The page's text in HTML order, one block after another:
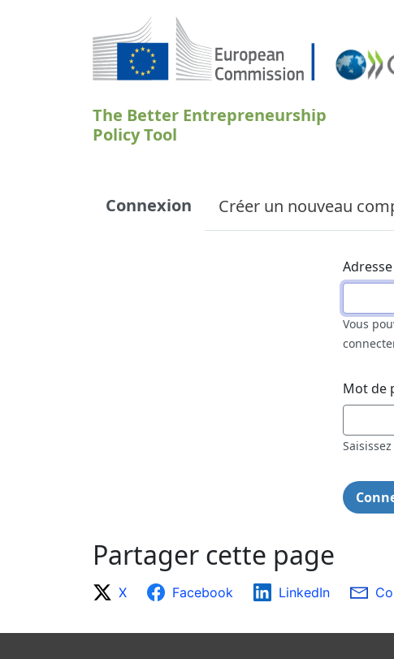
Aller au contenu principal
The Better Entrepreneurship
Policy Tool
Primary tabs
Connexion Créer un nouveau
Vous
Mot de
Partager cette page
X Facebook LinkedIn